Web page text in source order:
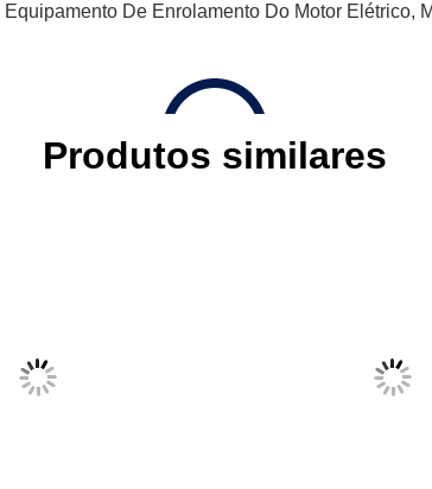
Equipamento De Enrolamento Do Motor Elétrico,
Produtos similares